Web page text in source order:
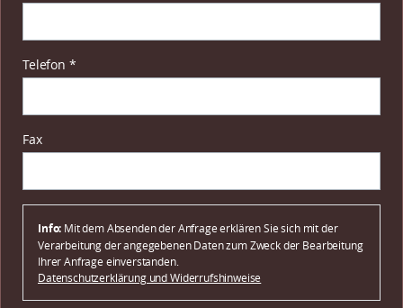
Pflichtfeld
Telefon *
Fax
Info: Mit dem Absenden der Anfrage erklären Sie sich mit der
Verarbeitung der angegebenen Daten zum Zweck der Bearbeitung
Ihrer Anfrage einverstanden.
Datenschutzerklärung und Widerrufshinweise